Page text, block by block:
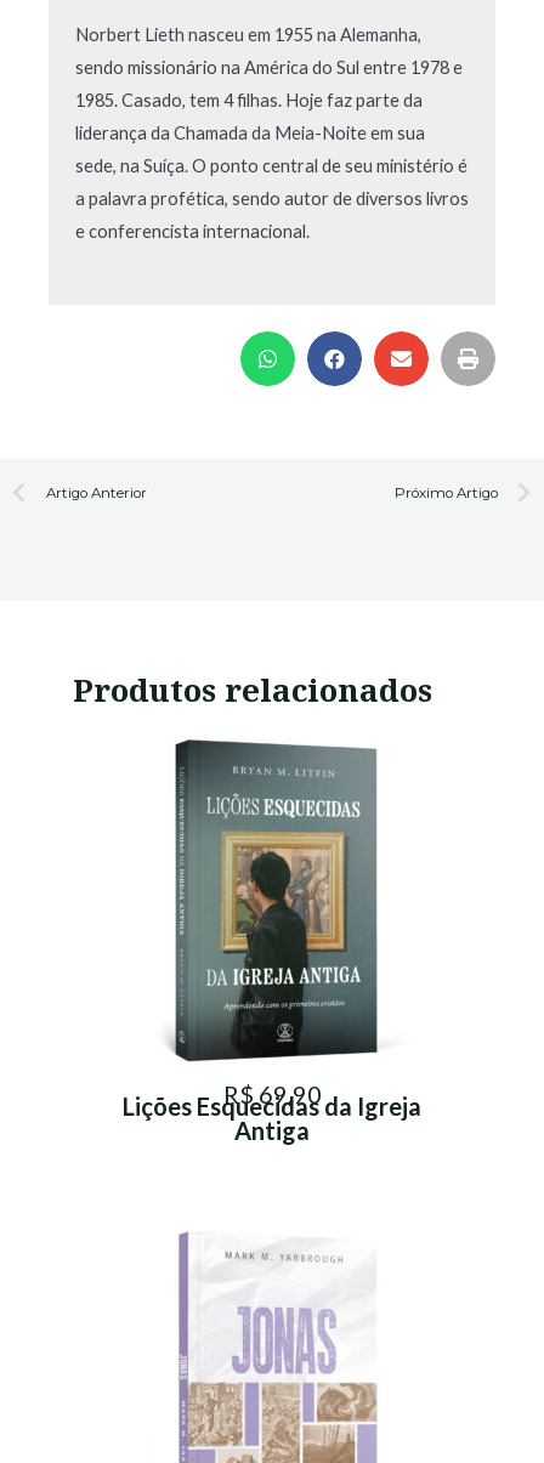
Norbert Lieth nasceu em 1955 na Alemanha,
sendo missionário na América do Sul entre 1978 e
1985. Casado, tem 4 filhas. Hoje faz parte da
liderança da Chamada da Meia-Noite em sua
sede, na Suíça. O ponto central de seu ministério é
a palavra profética, sendo autor de diversos livros
e conferencista internacional.
Prev
Artigo Anterior Próximo Artigo
Produtos relacionados
R$ 69,90
Lições Esquecidas da Igreja
Antiga